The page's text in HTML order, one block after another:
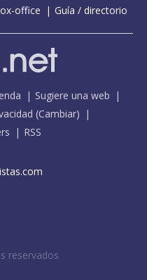
office Guía / directorio
Sugiere una web
(Cambiar)
RSS
reservados